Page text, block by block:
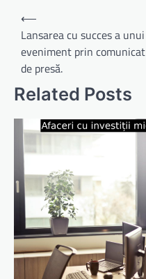
Navigare
în
articole
⟵
Lansarea cu succes a unui
eveniment prin comunicat
de presă.
Related Posts